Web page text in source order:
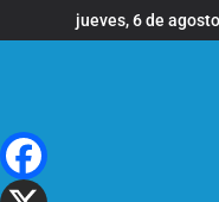
al
jueves, 6 de